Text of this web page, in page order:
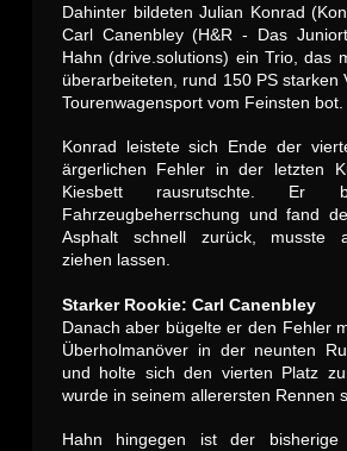
Dahinter bildeten Julian Konrad
Carl Canenbley (H&R - Das
Hahn (drive.solutions) ein Trio, das
überarbeiteten, rund 150 PS starken
Tourenwagensport vom Feinsten bot.
Konrad leistete sich Ende der
ärgerlichen Fehler in der letzten
Kiesbett rausrutschte. Er
Fahrzeugbeherrschung und fand
Asphalt schnell zurück, musste
ziehen lassen.
Starker Rookie: Carl Canenbley
Danach aber bügelte er den Fehler
Überholmanöver in der neunten
und holte sich den vierten Platz
wurde in seinem allerersten Rennen
Hahn hingegen ist der bisherige